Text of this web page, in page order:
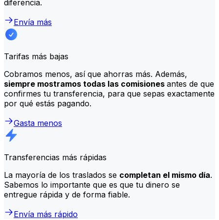
diferencia.
Envía más
Tarifas más bajas
Cobramos menos, así que ahorras más. Además,
siempre mostramos todas las comisiones antes de que
confirmes tu transferencia, para que sepas exactamente
por qué estás pagando.
Gasta menos
Transferencias más rápidas
La mayoría de los traslados se completan el mismo día.
Sabemos lo importante que es que tu dinero se
entregue rápida y de forma fiable.
Envía más rápido